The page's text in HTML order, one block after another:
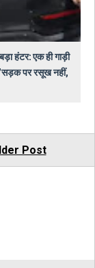
हंटर: एक ही गाड़ी
पर रसूख नहीं,
Post